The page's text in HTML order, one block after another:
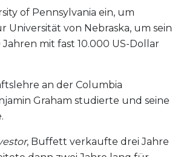
of Pennsylvania ein, um
Universität von Nebraska, um sein
mit fast 10.000 US-Dollar
an der Columbia
Graham studierte und seine
, Buffett verkaufte drei Jahre